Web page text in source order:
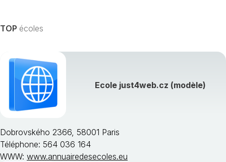
TOP écoles
Ecole just4web.cz (modèle)
Dobrovského 2366, 58001 Paris
Téléphone: 564 036 164
WWW: www.annuairedesecoles.eu